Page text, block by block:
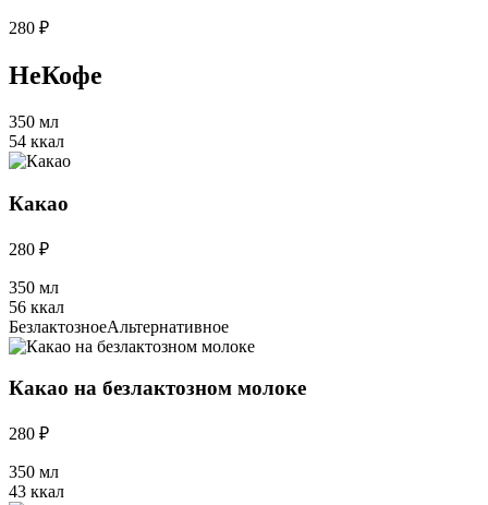
280 ₽
НеКофе
350 мл
54 ккал
Какао
280 ₽
350 мл
56 ккал
БезлактозноеАльтернативное
Какао на безлактозном молоке
280 ₽
350 мл
43 ккал